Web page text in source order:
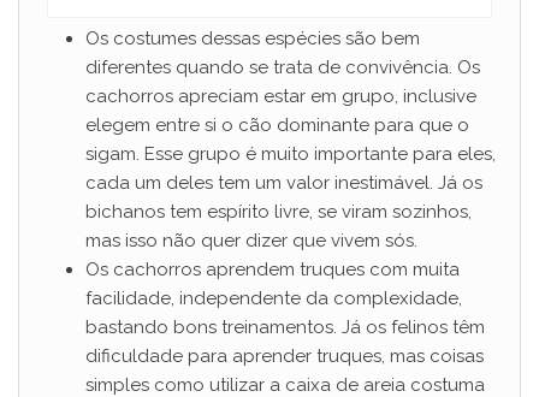
Os costumes dessas espécies são bem
diferentes quando se trata de convivência. Os
cachorros apreciam estar em grupo, inclusive
elegem entre si o cão dominante para que o
sigam. Esse grupo é muito importante para eles,
cada um deles tem um valor inestimável. Já os
bichanos tem espírito livre, se viram sozinhos,
mas isso não quer dizer que vivem sós.
Os cachorros aprendem truques com muita
facilidade, independente da complexidade,
bastando bons treinamentos. Já os felinos têm
dificuldade para aprender truques, mas coisas
simples como utilizar a caixa de areia costuma